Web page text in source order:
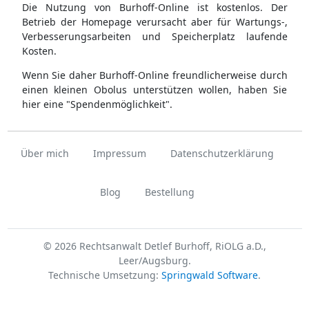
Die Nutzung von Burhoff-Online ist kostenlos. Der
Betrieb der Homepage verursacht aber für Wartungs-,
Verbesserungsarbeiten und Speicherplatz laufende
Kosten.
Wenn Sie daher Burhoff-Online freundlicherweise durch
einen kleinen Obolus unterstützen wollen, haben Sie
hier eine "Spendenmöglichkeit".
Über mich Impressum Datenschutzerklärung
Blog Bestellung
© 2026 Rechtsanwalt Detlef Burhoff, RiOLG a.D.,
Leer/Augsburg.
Technische Umsetzung: Springwald Software.